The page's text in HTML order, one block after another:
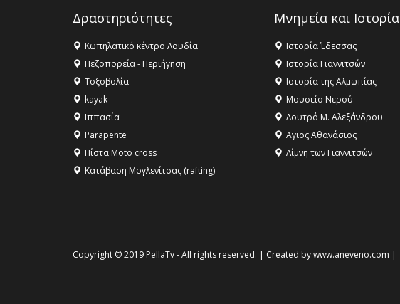
Δραστηριότητες
Κωπηλατικό κέντρο Λουδία
Πεζοπορεία - Περιήγηση
Τοξοβολία
kayak
Ιππασία
Parapente
Πίστα Moto cross
Κατάβαση Μογλενίτσας (rafting)
Μνημεία και Ιστορία
Ιστορία Έδεσσας
Ιστορία Γιαννιτσών
Ιστορία της Αλμωπίας
Μουσείο Νερού
Λουτρό Μ. Αλεξάνδρου
Αγιος Αθανάσιος
Λίμνη των Γιαννιτσών
Copyright © 2019 PellaTv - All rights reserved. | Created bywww.aneveno.com |